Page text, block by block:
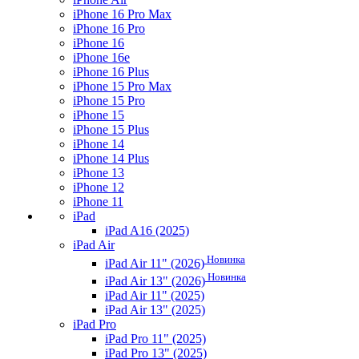
iPhone 16 Pro Max
iPhone 16 Pro
iPhone 16
iPhone 16e
iPhone 16 Plus
iPhone 15 Pro Max
iPhone 15 Pro
iPhone 15
iPhone 15 Plus
iPhone 14
iPhone 14 Plus
iPhone 13
iPhone 12
iPhone 11
iPad
iPad A16 (2025)
iPad Air
iPad Air 11" (2026) Новинка
iPad Air 13" (2026) Новинка
iPad Air 11" (2025)
iPad Air 13" (2025)
iPad Pro
iPad Pro 11" (2025)
iPad Pro 13" (2025)